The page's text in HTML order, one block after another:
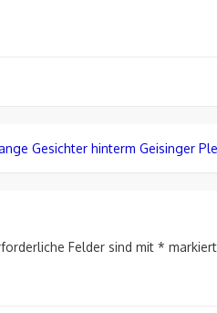
Gesichter hinterm Geisinger
Felder sind mit * markiert